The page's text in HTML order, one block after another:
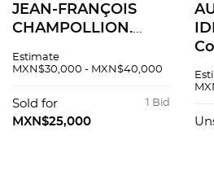
JEAN-FRANÇOIS
CHAMPOLLION.
ÉGYPTIEN EN
HIÉROGLYPHIQUE.
PARIS, 1841. Exlibris
Estimate
MXN$30,000 - MXN$40,000
1 Bid
Sold for
MXN$25,000
31